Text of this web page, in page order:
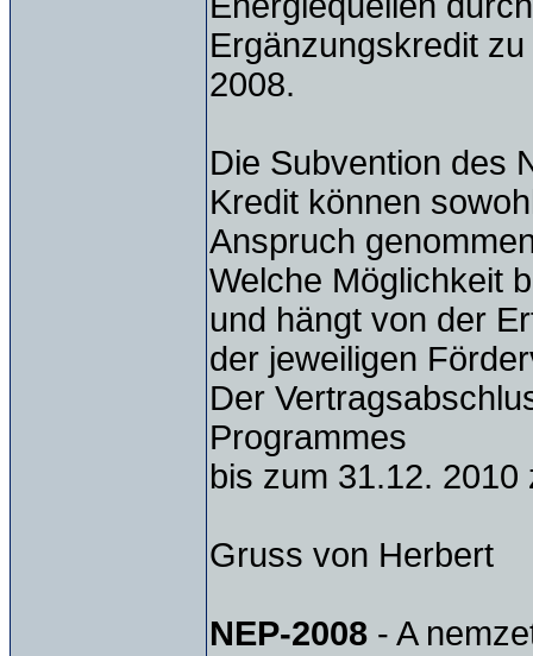
Ergänzungskredit
2008.
Die Subvention des
Kredit können
Anspruch
Welche Möglichkeit
und hängt von der
der jeweiligen
Der
Programmes
bis zum 31.12.
Gruss von Herbert
NEP-2008 - A